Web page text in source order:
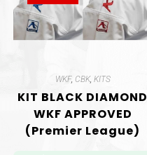
WKF, CBK, KITS
KIT BLACK DIAMOND
WKF APPROVED
(Premier League)